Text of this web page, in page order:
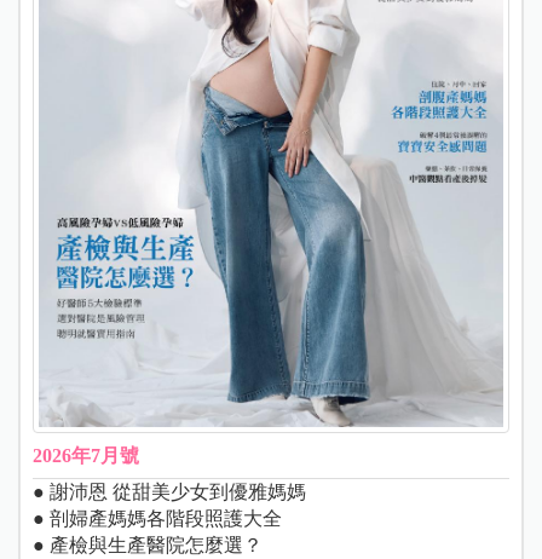
2026年7月號
● 謝沛恩 從甜美少女到優雅媽媽
● 剖婦產媽媽各階段照護大全
● 產檢與生產醫院怎麼選？